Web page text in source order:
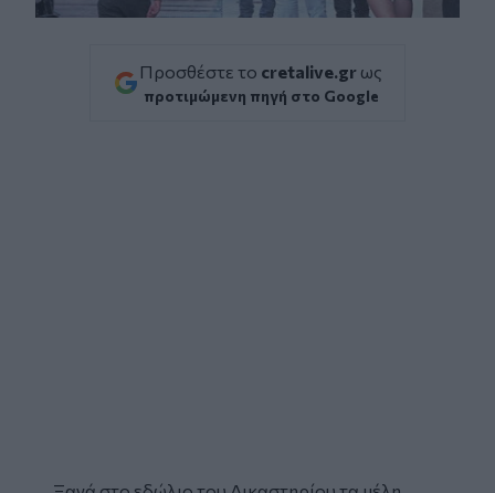
Προσθέστε το cretalive.gr ως
προτιμώμενη πηγή στο Google